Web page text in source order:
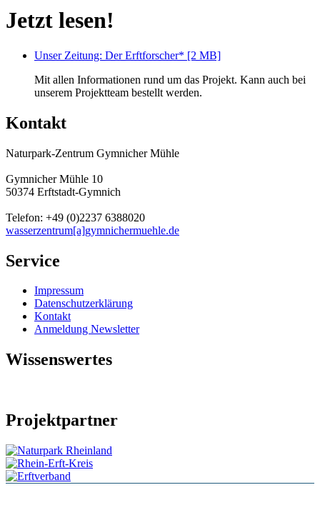
Jetzt lesen!
Unser Zeitung: Der Erftforscher* [2 MB]
Mit allen Informationen rund um das Projekt. Kann auch bei
unserem Projektteam bestellt werden.
Kontakt
Naturpark-Zentrum Gymnicher Mühle
Gymnicher Mühle 10
50374 Erftstadt-Gymnich
Telefon: +49 (0)2237 6388020
wasserzentrum[a]gymnichermuehle.de
Service
Impressum
Datenschutzerklärung
Kontakt
Anmeldung Newsletter
Wissenswertes
Projektpartner